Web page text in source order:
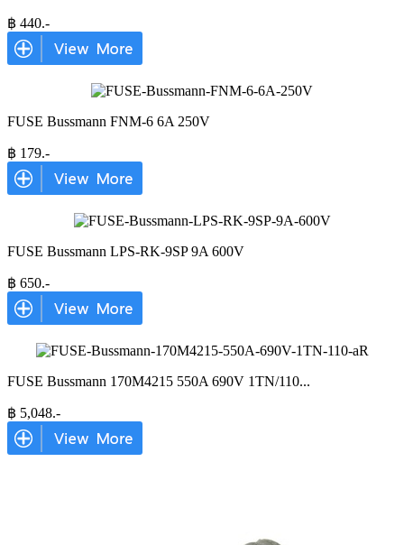
฿ 440.-
FUSE Bussmann FNM-6 6A 250V
฿ 179.-
FUSE Bussmann LPS-RK-9SP 9A 600V
฿ 650.-
FUSE Bussmann 170M4215 550A 690V 1TN/110...
฿ 5,048.-